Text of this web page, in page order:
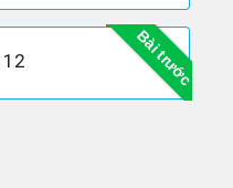
Bài trước
12